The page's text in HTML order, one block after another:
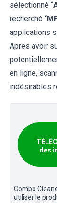
sélectionné “
recherché “
applications
Après avoir
en ligne,
indésirables
des
Combo
utiliser le